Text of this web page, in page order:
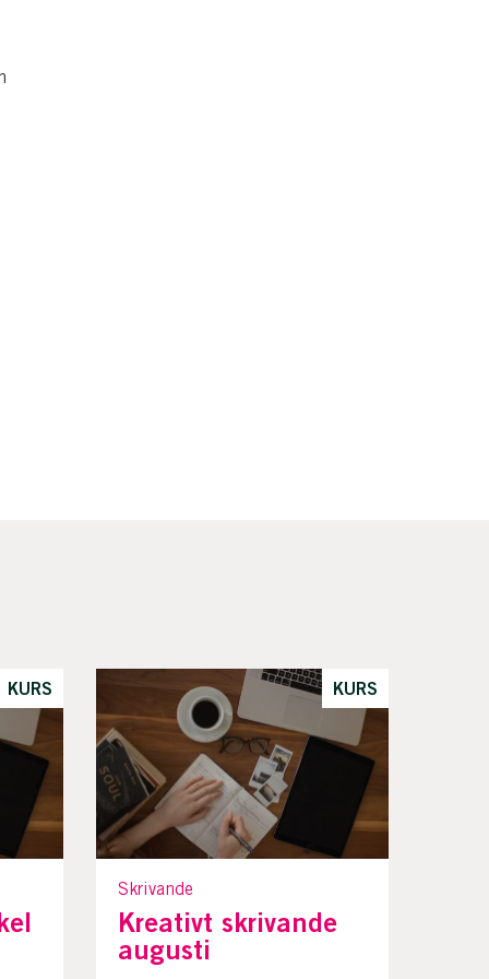
KURS KURS
Skrivande
Kreativt skrivande
augusti